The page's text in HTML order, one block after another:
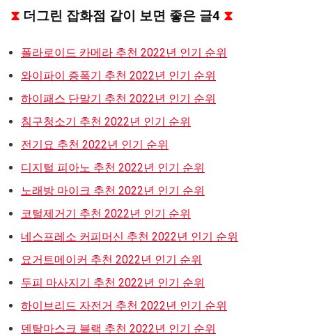
⧗ 더그린 잡화점 같이 보면 좋은 글4 ⧗
폴라로이드 카메라 추천 2022년 인기 순위
와이파이 증폭기 추천 2022년 인기 순위
하이패스 단말기 추천 2022년 인기 순위
침구청소기 추천 2022년 인기 순위
전기요 추천 2022년 인기 순위
디지털 피아노 추천 2022년 인기 순위
노래방 마이크 추천 2022년 인기 순위
코털제거기 추천 2022년 인기 순위
네스프레소 커피머신 추천 2022년 인기 순위
요거트메이커 추천 2022년 인기 순위
두피 마사지기 추천 2022년 인기 순위
하이브리드 자전거 추천 2022년 인기 순위
덴탈마스크 블랙 추천 2022년 인기 순위